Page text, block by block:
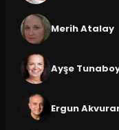
Merih Atalay
Ayşe
Ergun